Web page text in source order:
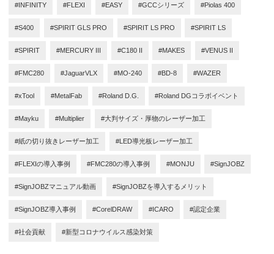
#INFINITY #FLEXI #EASY #GCCシリーズ #Piolas 400
#S400 #SPIRIT GLS PRO #SPIRIT LS PRO #SPIRIT LS
#SPIRIT #MERCURY III #C180 II #MAKES #VENUS II
#FMC280 #JaguarVLX #MO-240 #BD-8 #WAZER
#xTool #MetalFab #Roland D.G. #Roland DGコラボイベント
#Mayku #Multiplier #大判サイズ・厚物のレーザー加工
#紙の切り抜きレーザー加工 #LED導光板レーザー加工
#FLEXIの導入事例 #FMC280の導入事例 #MONJU #SignJOBZ
#SignJOBZマニュアル動画 #SignJOBZを導入するメリット
#SignJOBZ導入事例 #CorelDRAW #ICARO #認定企業
#社会貢献 #新型コロナウイルス感染対策